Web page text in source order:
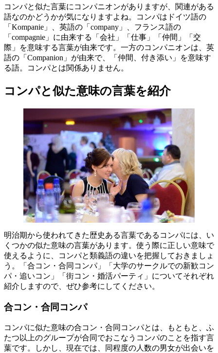
コンパと似た言葉にコンパニオンがありますが、関連がある
語なのかどうかが気になりますよね。コンパはドイツ語の
「Kompanie」、英語の「company」、フランス語の
「compagnie」に由来する「会社」「仕事」「仲間」「交
際」を意味する言葉が由来です。一方のコンパニオンは、英
語の「Companion」が由来で、「仲間、付き添い」を意味す
る語。コンパとは関係ありません。
コンパと似た意味の言葉を紹介
明治期から使われてきた歴史ある言葉であるコンパには、い
くつかの似た意味の言葉があります。使う際に正しい意味で
使えるように、コンパと類義語の違いを把握しておきましょ
う。「合コン・合同コンパ」「大学のサークルでの新歓コン
パ・追いコン」「街コン・婚活パーティ」についてそれぞれ
紹介しますので、ぜひ参考にしてください。
合コン・合同コンパ
コンパに似た意味の合コン・合同コンパとは、もともと、ふ
たつ以上のグループが合同でおこなうコンパのことを指す言
葉です。しかし、現在では、同程度の人数の男女が出会いを